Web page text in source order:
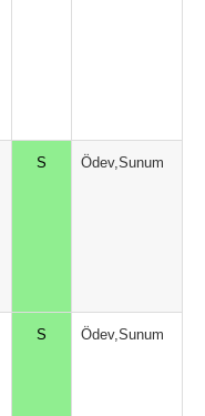
S Ödev,Sunum
S Ödev,Sunum